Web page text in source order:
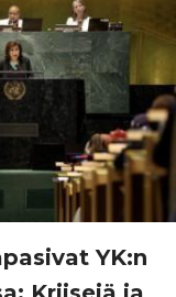
YK:n